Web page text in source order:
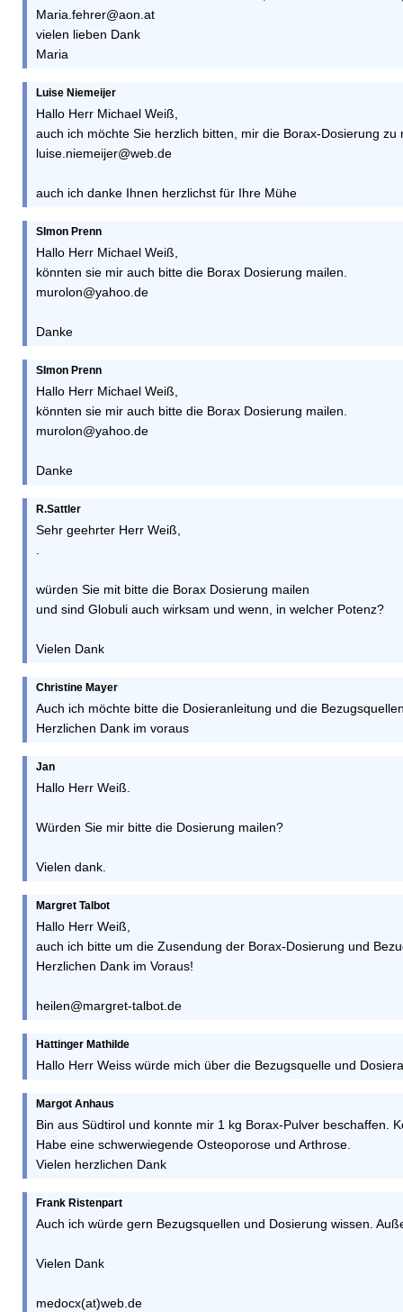
Maria.fehrer@aon.at
vielen lieben Dank
Maria
Luise Niemeijer
Hallo Herr Michael Weiß,
auch ich möchte Sie herzlich bitten, mir die Borax-Dosierung zu
luise.niemeijer@web.de
auch ich danke Ihnen herzlichst für Ihre Mühe
SImon Prenn
Hallo Herr Michael Weiß,
könnten sie mir auch bitte die Borax Dosierung mailen.
murolon@yahoo.de
Danke
SImon Prenn
Hallo Herr Michael Weiß,
könnten sie mir auch bitte die Borax Dosierung mailen.
murolon@yahoo.de
Danke
R.Sattler
Sehr geehrter Herr Weiß,
.
würden Sie mit bitte die Borax Dosierung mailen
und sind Globuli auch wirksam und wenn, in welcher Potenz?
Vielen Dank
Christine Mayer
Auch ich möchte bitte die Dosieranleitung und die
Herzlichen Dank im voraus
Jan
Hallo Herr Weiß.
Würden Sie mir bitte die Dosierung mailen?
Vielen dank.
Margret Talbot
Hallo Herr Weiß,
auch ich bitte um die Zusendung der Borax-Dosierung und
Herzlichen Dank im Voraus!
heilen@margret-talbot.de
Hattinger Mathilde
Hallo Herr Weiss würde mich über die Bezugsquelle und
Margot Anhaus
Bin aus Südtirol und konnte mir 1 kg Borax-Pulver beschaffen.
Habe eine schwerwiegende Osteoporose und Arthrose.
Vielen herzlichen Dank
Frank Ristenpart
Auch ich würde gern Bezugsquellen und Dosierung wissen.
Vielen Dank
medocx(at)web.de